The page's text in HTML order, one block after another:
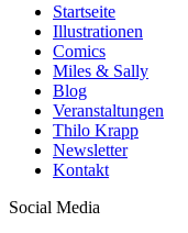
Startseite
Illustrationen
Comics
Miles & Sally
Blog
Veranstaltungen
Thilo Krapp
Newsletter
Kontakt
Social Media